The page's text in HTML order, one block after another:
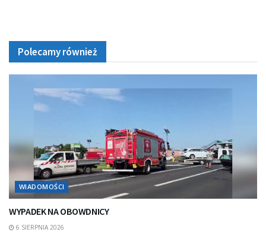
Polecamy również
WIADOMOŚCI
WYPADEK NA OBOWDNICY
6 SIERPNIA 2026